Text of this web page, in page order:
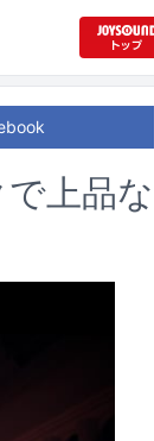
上品な